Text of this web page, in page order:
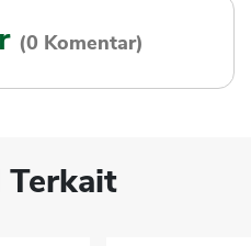
(0 Komentar)